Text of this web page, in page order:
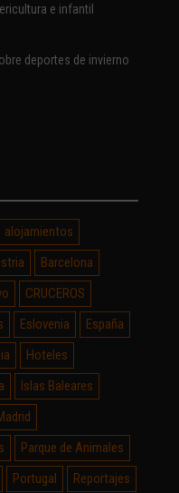
e infantil
deportes de invierno
alojamientos
Barcelona
CRUCEROS
Eslovenia
España
Hoteles
Islas Baleares
Parque de Animales
Portugal
Reportajes